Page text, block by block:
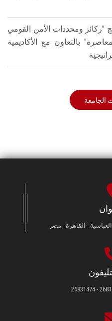
ومحددات الأمن القومي
بالتعاون مع الأكاديمية
الجامعة
- القاهرة - مصر